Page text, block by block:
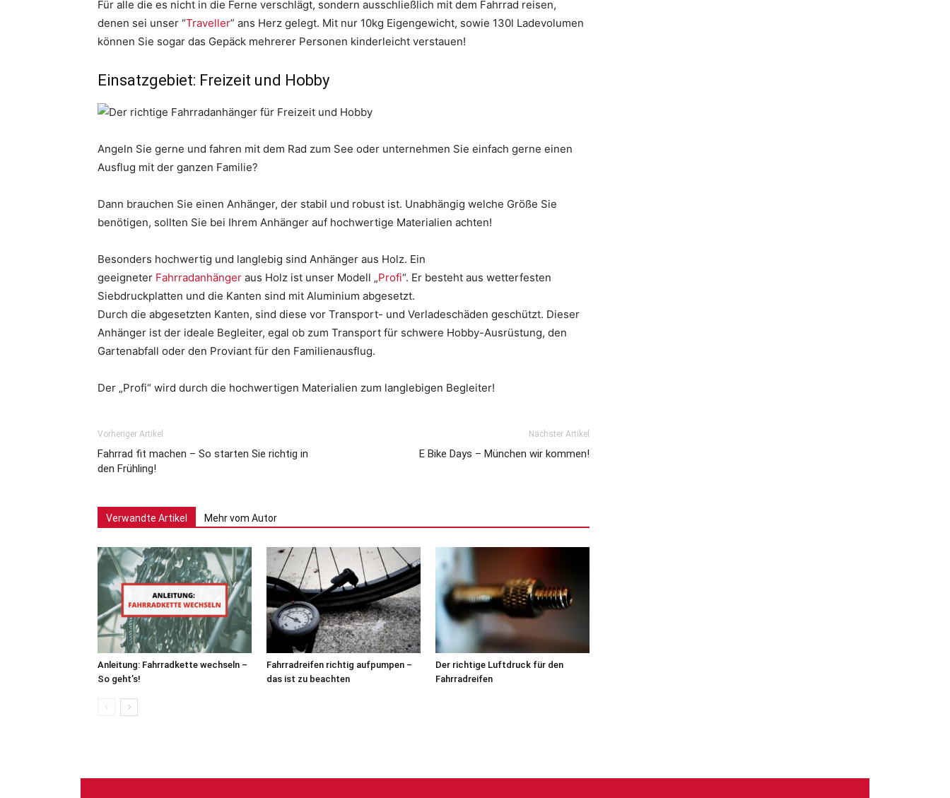
Für alle die es nicht in die Ferne verschlägt, sondern ausschließlich mit dem Fahrrad reisen,
denen sei unser “Traveller” ans Herz gelegt. Mit nur 10kg Eigengewicht, sowie 130l Ladevolumen
können Sie sogar das Gepäck mehrerer Personen kinderleicht verstauen!
Einsatzgebiet: Freizeit und Hobby
Angeln Sie gerne und fahren mit dem Rad zum See oder unternehmen Sie einfach gerne einen
Ausflug mit der ganzen Familie?
Dann brauchen Sie einen Anhänger, der stabil und robust ist. Unabhängig welche Größe Sie
benötigen, sollten Sie bei Ihrem Anhänger auf hochwertige Materialien achten!
Besonders hochwertig und langlebig sind Anhänger aus Holz. Ein
geeigneter Fahrradanhänger aus Holz ist unser Modell „Profi“. Er besteht aus wetterfesten
Siebdruckplatten und die Kanten sind mit Aluminium abgesetzt.
Durch die abgesetzten Kanten, sind diese vor Transport- und Verladeschäden geschützt. Dieser
Anhänger ist der ideale Begleiter, egal ob zum Transport für schwere Hobby-Ausrüstung, den
Gartenabfall oder den Proviant für den Familienausflug.
Der „Profi“ wird durch die hochwertigen Materialien zum langlebigen Begleiter!
Vorheriger Artikel
Fahrrad fit machen – So starten Sie richtig in
den Frühling!
Nächster Artikel
E Bike Days – München wir kommen!
Verwandte Artikel Mehr vom Autor
Anleitung: Fahrradkette wechseln –
So geht’s!
Fahrradreifen richtig aufpumpen –
das ist zu beachten
Der richtige Luftdruck für den
Fahrradreifen